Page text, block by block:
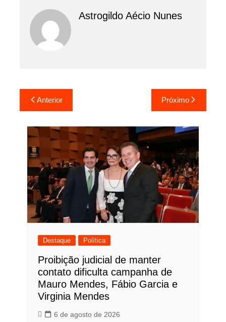
Astrogildo Aécio Nunes
Navegação
de
Post
Anterior Próximo
Destaque Política
Proibição judicial de manter
contato dificulta campanha de
Mauro Mendes, Fábio Garcia e
Virginia Mendes
6 de agosto de 2026